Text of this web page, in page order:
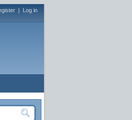
| Log in